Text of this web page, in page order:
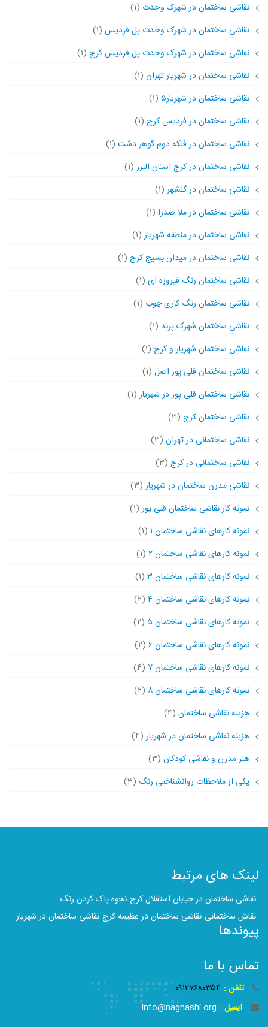
نقاشی ساختمان در شهرک وحدت (۱)
نقاشی ساختمان در شهرک وحدت پل فردیس (۱)
نقاشی ساختمان در شهرک وحدت پل فردیس کرج (۱)
نقاشی ساختمان در شهریار تهران (۱)
نقاشی ساختمان در شهریار۵ (۱)
نقاشی ساختمان در فردیس کرج (۱)
نقاشی ساختمان در فلکه دوم گوهر دشت (۱)
نقاشی ساختمان در کرج استان البرز(۱)
نقاشی ساختمان در گلشهر(۱)
نقاشی ساختمان در ملا صدرا (۱)
نقاشی ساختمان در منطقه شهریار(۱)
نقاشی ساختمان در میدان بسیج کرج (۱)
نقاشی ساختمان رنگ فیروزه ای (۱)
نقاشی ساختمان رنگ کاری چوب (۱)
نقاشی ساختمان شهرک پرند (۱)
نقاشی ساختمان شهریار و کرج (۱)
نقاشی ساختمان قلی پور اصل (۱)
نقاشی ساختمان قلی پور در شهریار(۱)
نقاشی ساختمان کرج (۳)
نقاشی ساختمانی در تهران (۳)
نقاشی ساختمانی در کرج (۳)
نقاشی مدرن ساختمان در شهریار(۳)
نمونه کار نقاشی ساختمان قلی پور(۱)
نمونه کارهای نقاشی ساختمان ۱ (۱)
نمونه کارهای نقاشی ساختمان ۲
(۱)
نمونه کارهای نقاشی ساختمان ۳
(۱)
نمونه کارهای نقاشی ساختمان ۴
(۲)
نمونه کارهای نقاشی ساختمان ۵
(۲)
نمونه کارهای نقاشی ساختمان ۶
(۲)
نمونه کارهای نقاشی ساختمان ۷
(۴)
نمونه کارهای نقاشی ساختمان ۸
(۲)
هزینه نقاشی ساختمان (۴)
هزینه نقاشی ساختمان در شهریار(۴)
هنر مدرن و نقاشی کودکان (۳)
یکی از ملاحظات روانشناختی رنگ (۳)
لینک های مرتبط
نقاشی ساختمان در خیابان استقلال کرج نحوه پاک کردن رنگ
نقاش ساختمانی نقاشی ساختمان در عظیمه کرج نقاشی ساختمان در شهریار
پیوندها
تماس با ما
تلفن : ۰۹۱۲۷۶۸۰۳۵۴
ایمیل : info@naghashi.org